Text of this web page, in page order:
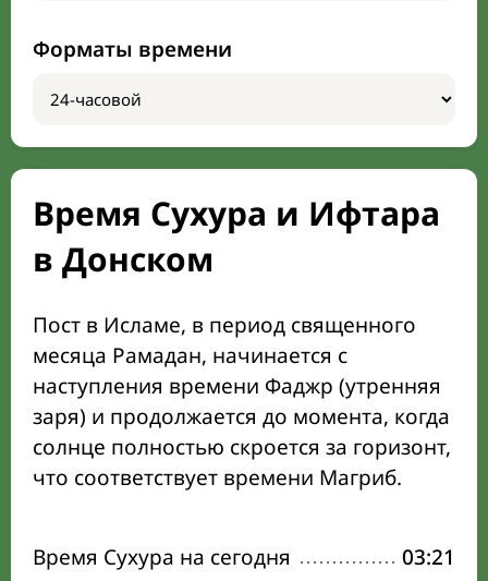
Форматы времени
Время Сухура и Ифтара
в Донском
Пост в Исламе, в период священного
месяца Рамадан, начинается с
наступления времени Фаджр (утренняя
заря) и продолжается до момента, когда
солнце полностью скроется за горизонт,
что соответствует времени Магриб.
Время Сухура на сегодня 03:21